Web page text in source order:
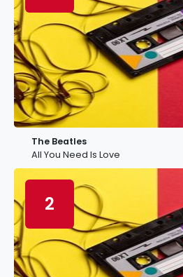
The Beatles
All You Need Is Love
2